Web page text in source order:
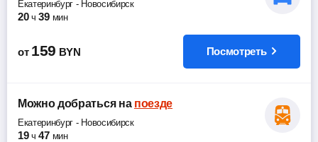
Екатеринбург - Новосибирск
20 ч 39 мин
от 159 BYN Посмотреть
Можно добратьсяна поезде
Екатеринбург - Новосибирск
19 ч 47 мин